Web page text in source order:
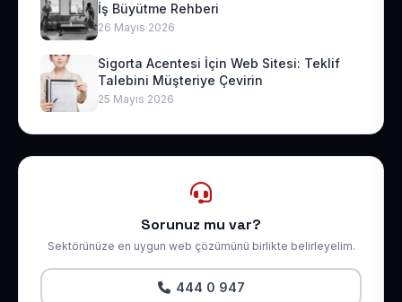
İş Büyütme Rehberi
26 Mayıs 2026
Sigorta Acentesi İçin Web Sitesi: Teklif
Talebini Müşteriye Çevirin
25 Mayıs 2026
Sorunuz mu var?
Sektörünüze en uygun web çözümünü birlikte belirleyelim.
444 0 947